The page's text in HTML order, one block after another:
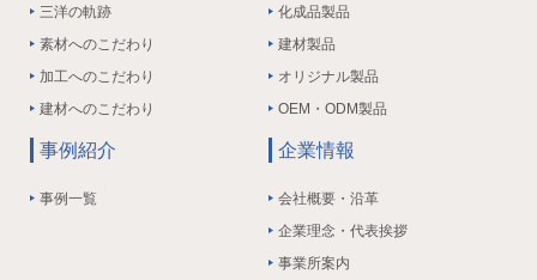
三洋の軌跡
素材へのこだわり
加工へのこだわり
建材へのこだわり
化成品製品
建材製品
オリジナル製品
OEM・ODM製品
事例紹介
事例一覧
企業情報
会社概要・沿革
企業理念・代表挨拶
事業所案内